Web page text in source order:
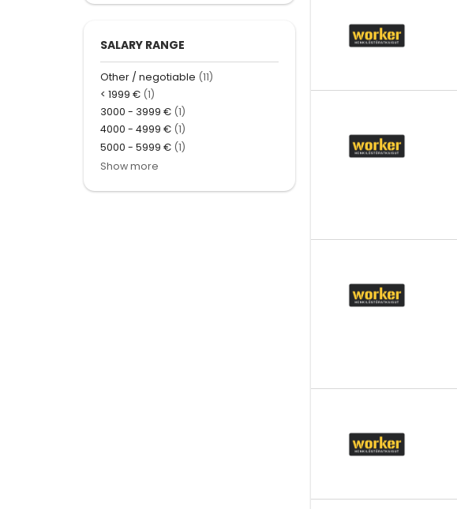
SALARY RANGE
Other / negotiable (11)
< 1999 € (1)
3000 - 3999 € (1)
4000 - 4999 € (1)
5000 - 5999 € (1)
Show more